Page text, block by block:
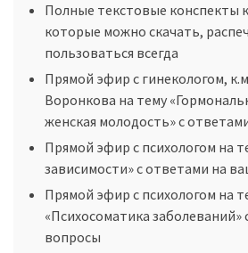
Полные текстовые конспекты
которые можно скачать,
пользоваться всегда
Прямой эфир с гинекологом,
Воронкова на тему
женская молодость» с
Прямой эфир с психологом на
зависимости» с ответами на
Прямой эфир с психологом на
«Психосоматика
вопросы